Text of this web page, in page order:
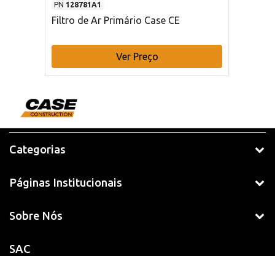
PN 128781A1
Filtro de Ar Primário Case CE
Ver Preço
Categorias
Páginas Institucionais
Sobre Nós
SAC